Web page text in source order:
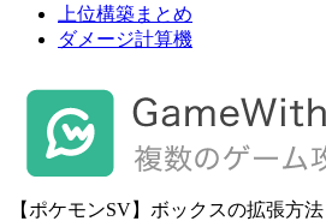
上位構築まとめ
ダメージ計算機
【ポケモンSV】ボックスの拡張方